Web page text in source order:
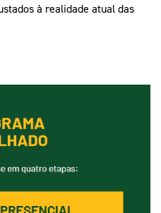
à realidade atual das